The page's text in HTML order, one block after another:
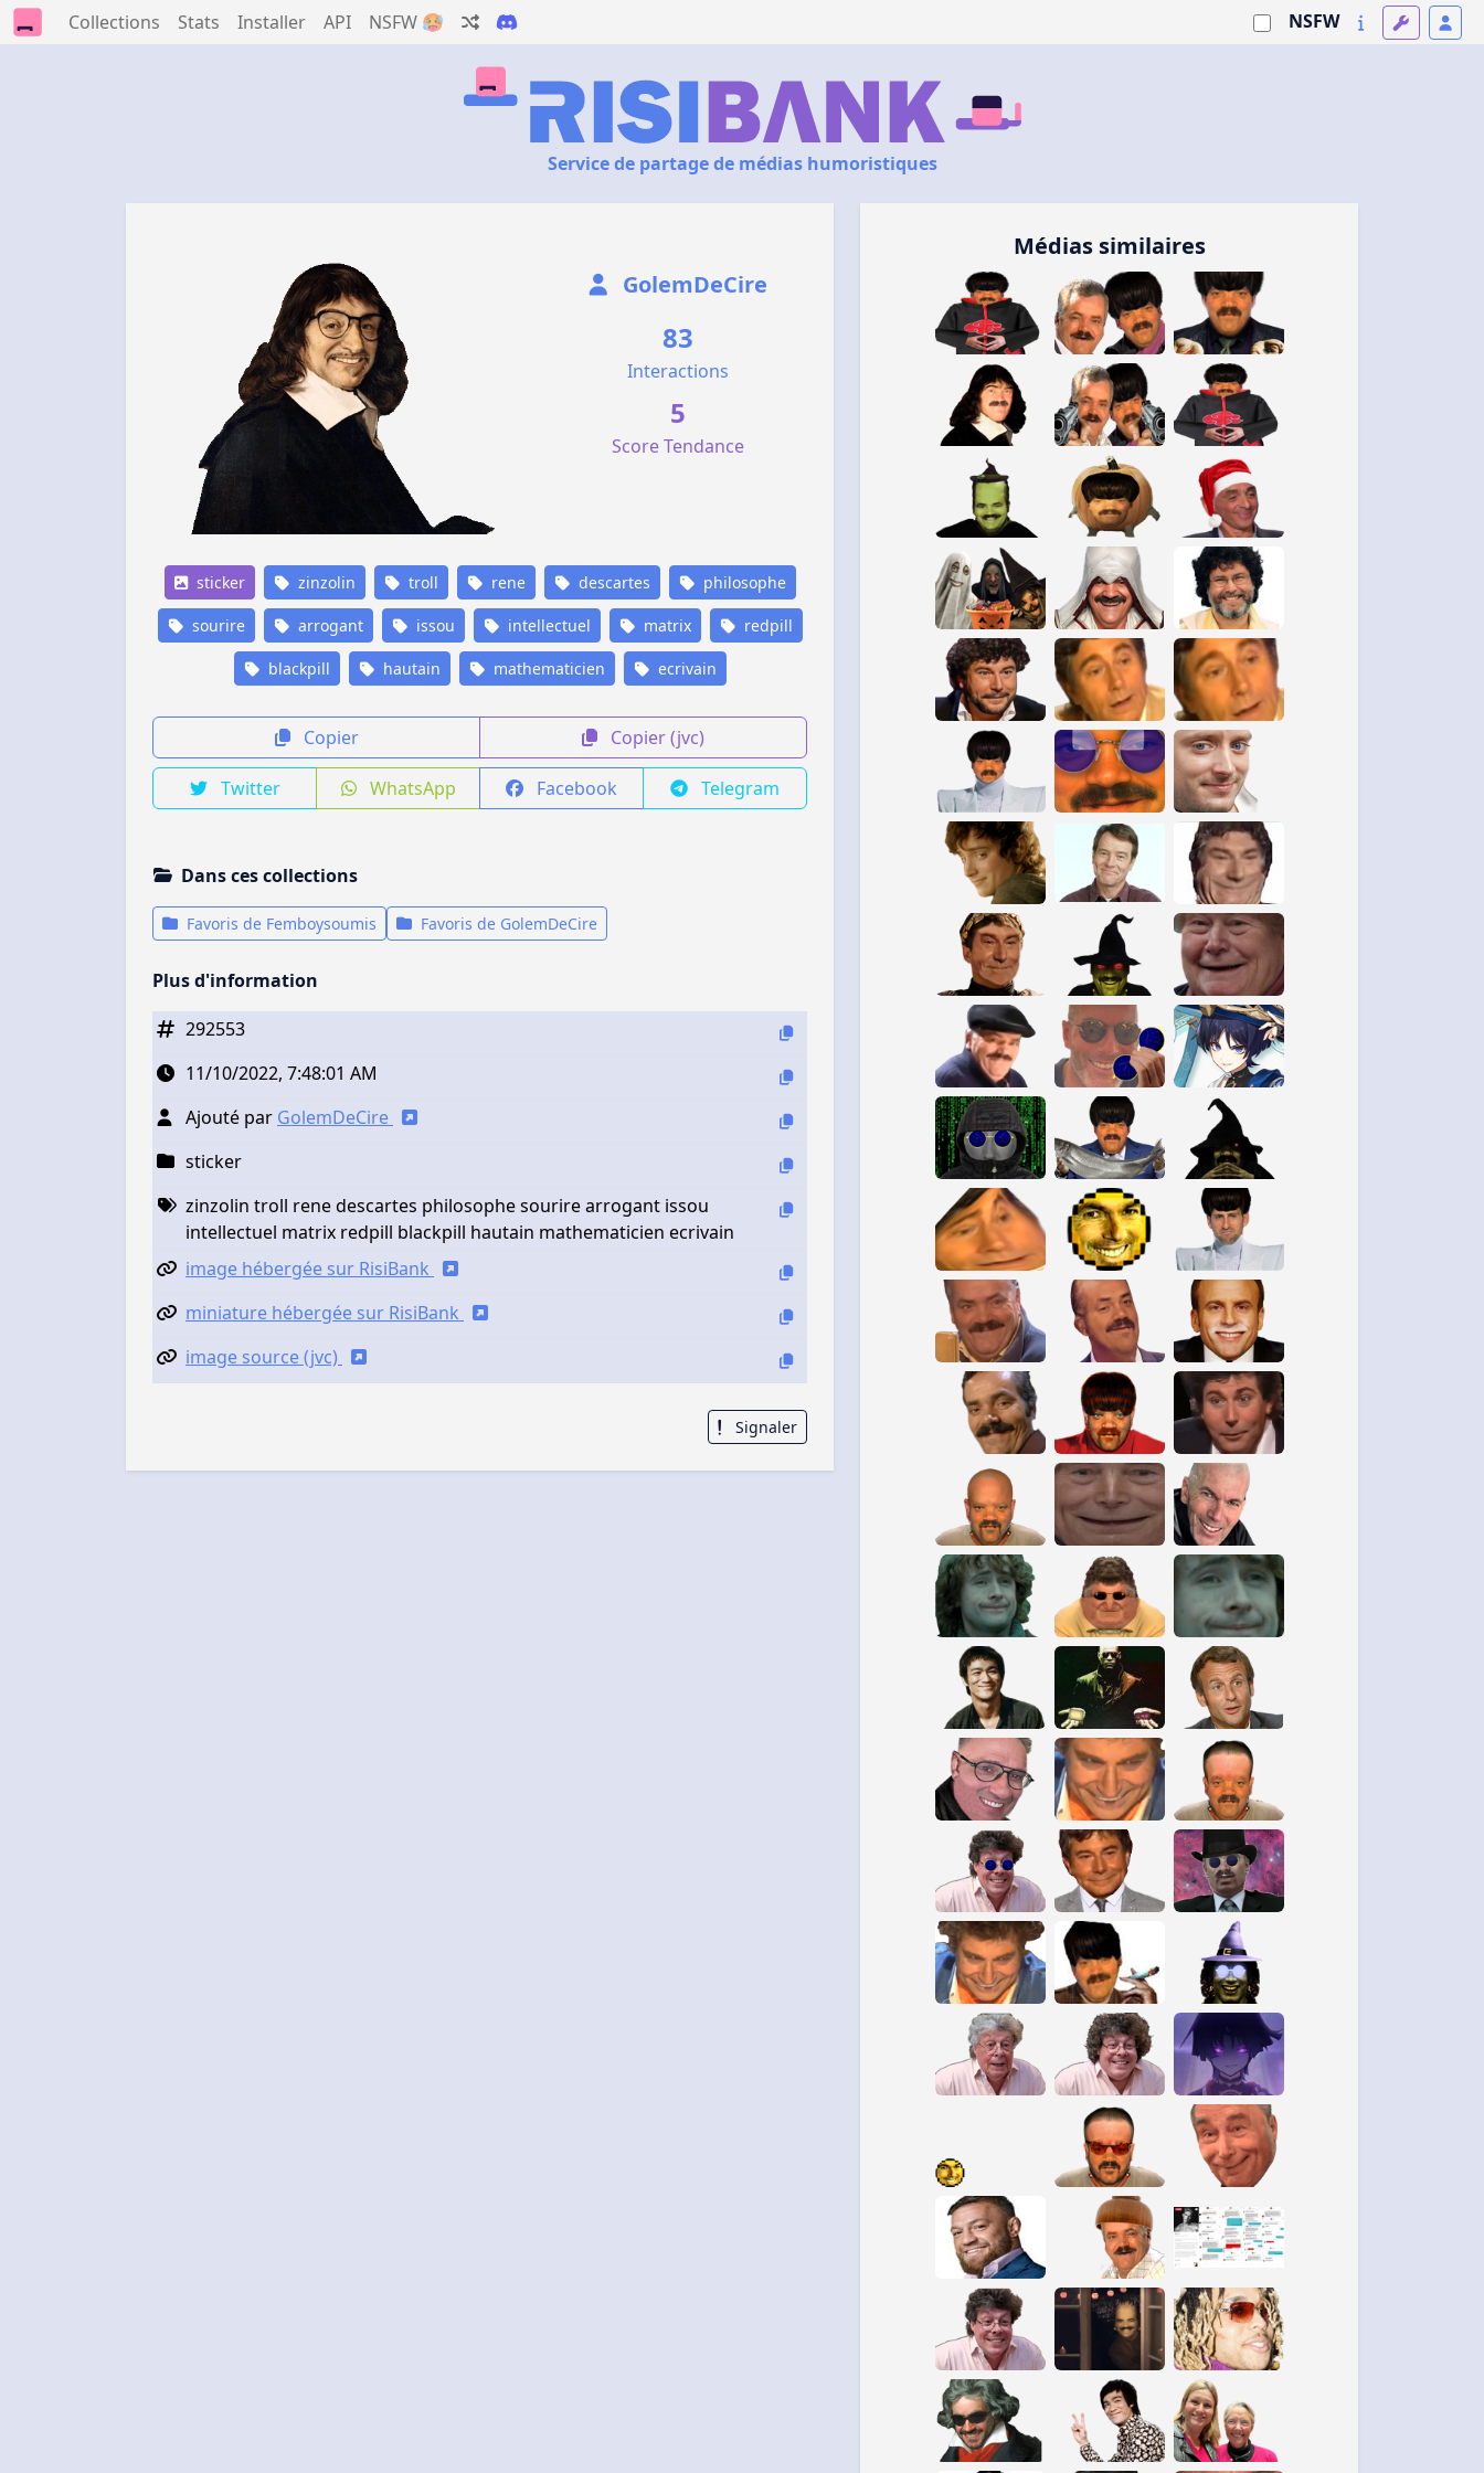
Collections Stats Installer API NSFW 🥵 NSFW
Service de partage de médias humoristiques
GolemDeCire
83
Interactions
5
Score Tendance
sticker zinzolin troll rene descartes philosophe
sourire arrogant issou intellectuel matrix redpill
blackpill hautain mathematicien ecrivain
Copier Copier (jvc)
Twitter WhatsApp Facebook Telegram
Dans ces collections
Favoris de Femboysoumis Favoris de GolemDeCire
Plus d'information
292553
11/10/2022, 7:48:01 AM
Ajouté par GolemDeCire
sticker
zinzolin troll rene descartes philosophe sourire arrogant issou
intellectuel matrix redpill blackpill hautain mathematicien ecrivain
image hébergée sur RisiBank
miniature hébergée sur RisiBank
image source (jvc)
Signaler
Médias similaires